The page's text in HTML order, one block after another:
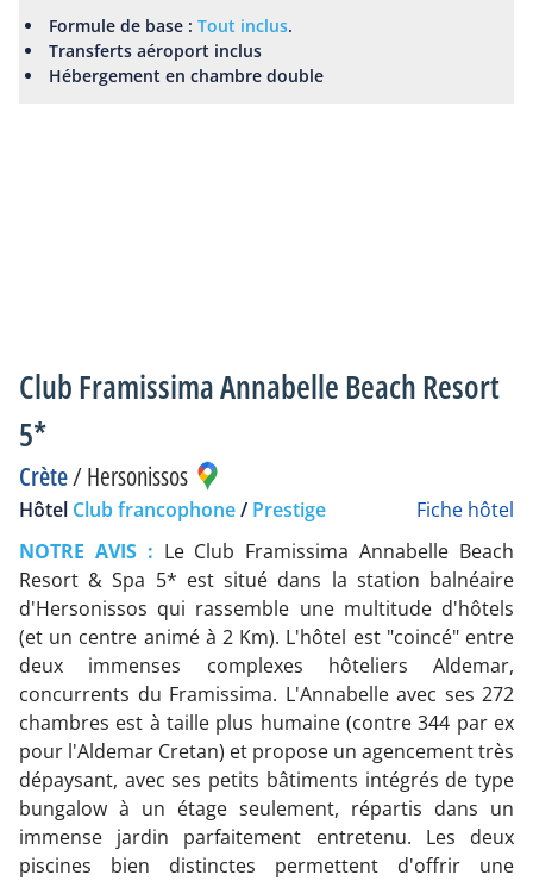
Formule de base :Tout inclus.
Transferts aéroport inclus
Hébergement en chambre double
Club Framissima Annabelle Beach Resort
5*
Crète/Hersonissos
Hôtel Club francophone/ Prestige
Fiche hôtel
NOTRE AVIS : Le Club Framissima Annabelle Beach
Resort & Spa 5* est situé dans la station balnéaire
d'Hersonissos qui rassemble une multitude d'hôtels
(et un centre animé à 2 Km). L'hôtel est "coincé" entre
deux immenses complexes hôteliers Aldemar,
concurrents du Framissima. L'Annabelle avec ses 272
chambres est à taille plus humaine (contre 344 par ex
pour l'Aldemar Cretan) et propose un agencement très
dépaysant, avec ses petits bâtiments intégrés de type
bungalow à un étage seulement, répartis dans un
immense jardin parfaitement entretenu. Les deux
piscines bien distinctes permettent d'offrir une